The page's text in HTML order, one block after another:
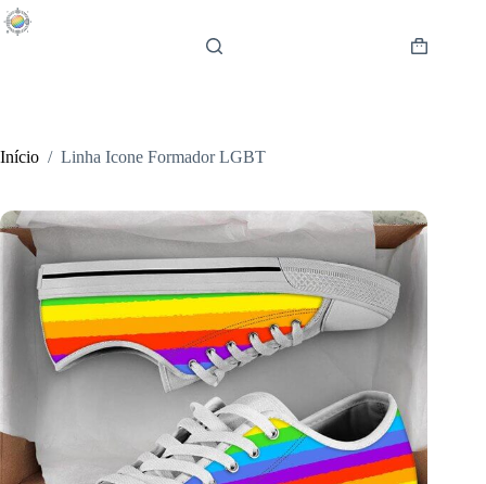
Pular
para
Carrinho
Início / Linha Icone Formador LGBT